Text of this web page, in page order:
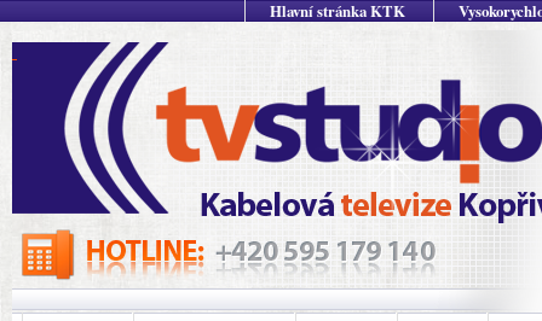
Hlavní stránka KTK